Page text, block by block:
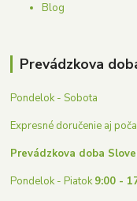
Blog
Prevádzkova
Pondelok - Sobota
Expresné doručenie aj
Prevádzkova doba
Pondelok - Piatok9:00 -